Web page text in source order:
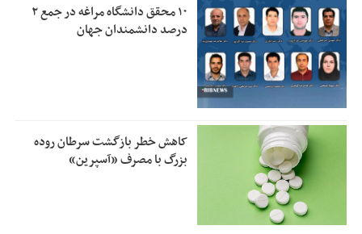
۱۰ محقق دانشگاه مراغه در جمع ۲
درصد دانشمندان جهان
کاهش خطر بازگشت سرطان روده
بزرگ با مصرف «آسپرین»